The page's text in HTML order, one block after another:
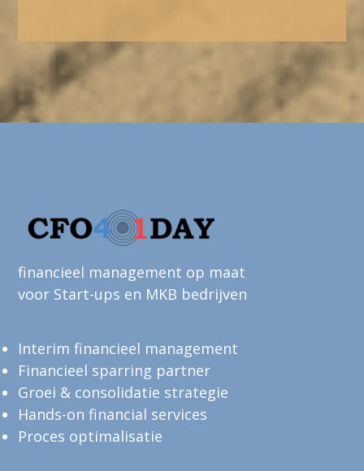
financieel management op maat
voor Start-ups en MKB bedrijven
Interim financieel management
Financieel sparring partner
Groei & consolidatie strategie
Hands-on financial services
Proces optimalisatie